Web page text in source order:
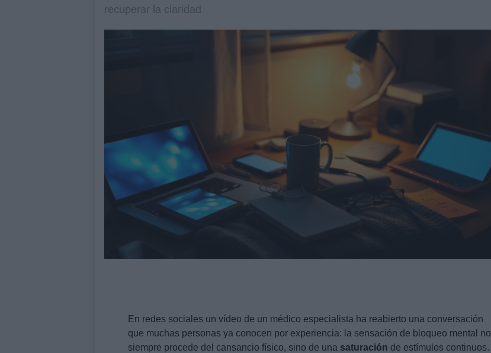
recuperar la claridad
En redes sociales un vídeo de un médico especialista ha reabierto una conversación
que muchas personas ya conocen por experiencia: la sensación de bloqueo mental no
siempre procede del cansancio físico, sino de una saturación de estímulos continuos.